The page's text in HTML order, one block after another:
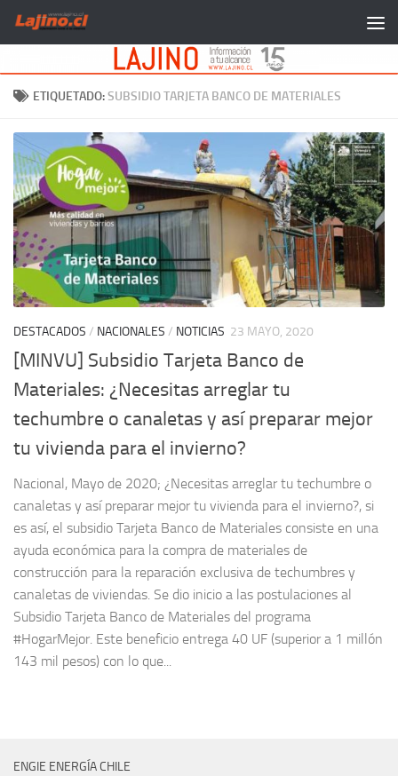
Saltar al contenido
ETIQUETADO:SUBSIDIO TARJETA BANCO DE MATERIALES
DESTACADOS / NACIONALES / NOTICIAS 23 MAYO, 2020
[MINVU] Subsidio Tarjeta Banco de
Materiales: ¿Necesitas arreglar tu
techumbre o canaletas y así preparar mejor
tu vivienda para el invierno?
Nacional, Mayo de 2020; ¿Necesitas arreglar tu techumbre o
canaletas y así preparar mejor tu vivienda para el invierno?, si
es así, el subsidio Tarjeta Banco de Materiales consiste en una
ayuda económica para la compra de materiales de
construcción para la reparación exclusiva de techumbres y
canaletas de viviendas. Se dio inicio a las postulaciones al
Subsidio Tarjeta Banco de Materiales del programa
#HogarMejor. Este beneficio entrega 40 UF (superior a 1 millón
143 mil pesos) con lo que...
ENGIE ENERGÍA CHILE